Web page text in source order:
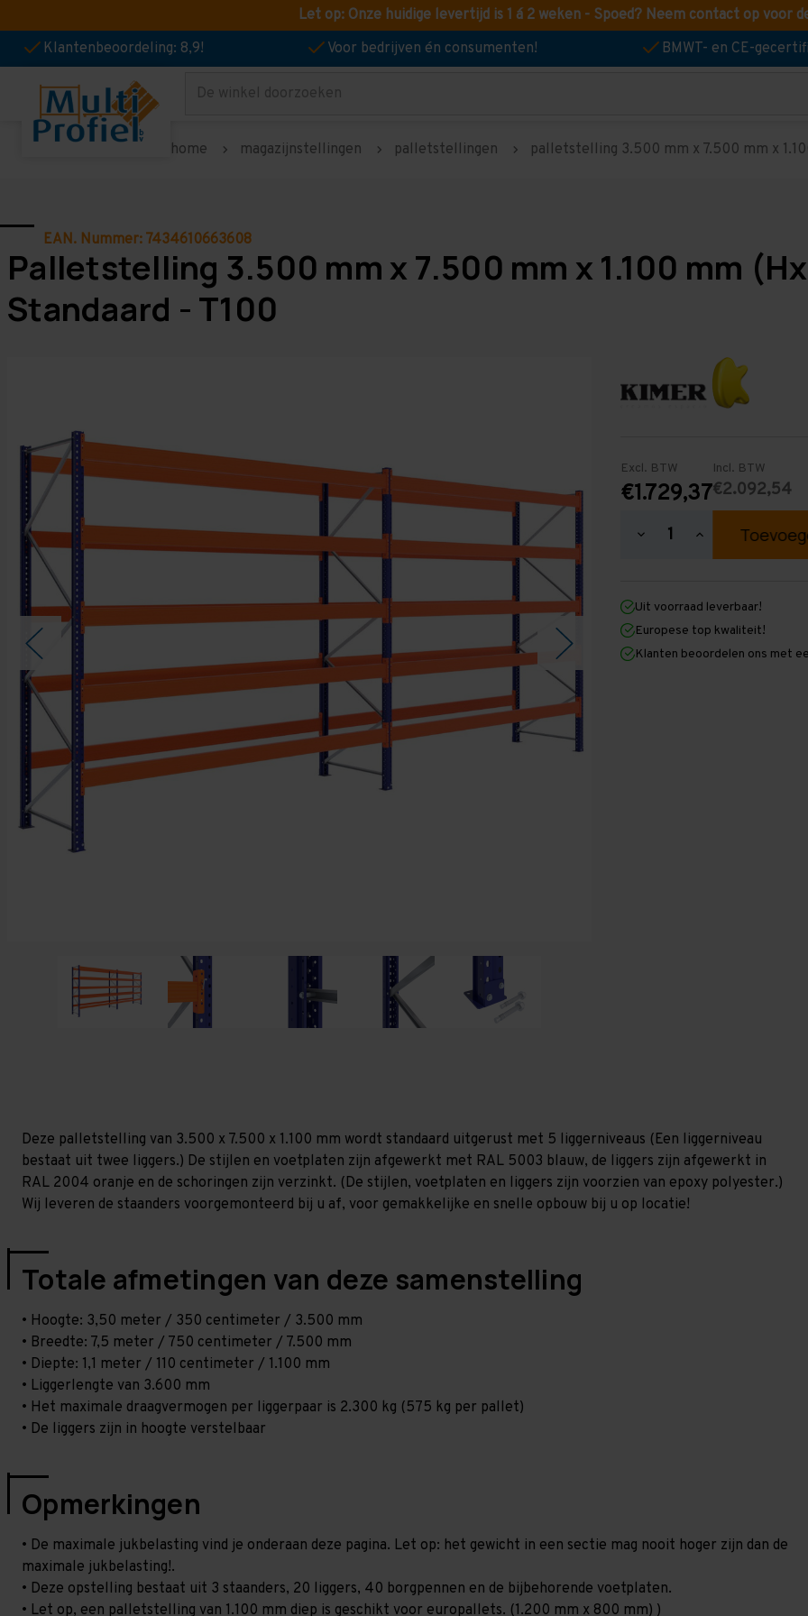
Let op: Onze huidige levertijd is 1 á 2 weken - Spoed? Neem contact op voor
Klantenbeoordeling: 8,9!
Voor bedrijven én consumenten! BMWT- en CE-
Zoeken
home magazijnstellingen palletstellingen palletstelling 3.500 mm x 7.500 mm x
EAN. Nummer: 7434610663608
Palletstelling 3.500 mm x 7.500 mm x 1.100 mm
Standaard - T100
Excl. BTW
€1.729,37
Incl. BTW
€2.092,54
Hoeveelheid
3.500
mm
x
7.500
mm
Hoeveelheid
verhogen
3.500
mm
x
7.500
mm
Uit voorraad leverbaar!
Europese top kwaliteit!
Klanten beoordelen ons met
Deze palletstelling van 3.500 x 7.500 x 1.100 mm wordt standaard uitgerust met 5 liggerniveaus (Een liggerniveau
bestaat uit twee liggers.) De stijlen en voetplaten zijn afgewerkt met RAL 5003 blauw, de liggers zijn afgewerkt in
RAL 2004 oranje en de schoringen zijn verzinkt. (De stijlen, voetplaten en liggers zijn voorzien van epoxy polyester.)
Wij leveren de staanders voorgemonteerd bij u af, voor gemakkelijke en snelle opbouw bij u op locatie!
Totale afmetingen van deze samenstelling
• Hoogte: 3,50 meter / 350 centimeter / 3.500 mm
• Breedte: 7,5 meter / 750 centimeter / 7.500 mm
• Diepte: 1,1 meter / 110 centimeter / 1.100 mm
• Liggerlengte van 3.600 mm
• Het maximale draagvermogen per liggerpaar is 2.300 kg (575 kg per pallet)
• De liggers zijn in hoogte verstelbaar
Opmerkingen
• De maximale jukbelasting vind je onderaan deze pagina. Let op: het gewicht in een sectie mag nooit hoger zijn dan de
maximale jukbelasting!.
• Deze opstelling bestaat uit 3 staanders, 20 liggers, 40 borgpennen en de bijbehorende voetplaten.
• Let op, een palletstelling van 1.100 mm diep is geschikt voor europallets. (1.200 mm x 800 mm) )